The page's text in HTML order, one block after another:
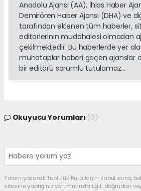
Anadolu Ajansı (AA), İhlas Haber
Demirören Haber Ajansı (DHA) ve
tarafından eklenen tüm haberler,
editörlerinin müdahalesi olmadan
çekilmektedir. Bu haberlerde yer
muhataplar haberi geçen ajanslar
bir editörü sorumlu tutulamaz...
Okuyucu Yorumları (0)
Yorum yazarak Topluluk Kuralları’nı kabul etmiş
sitesine yaptığınız yorumunuzla ilgili doğrudan